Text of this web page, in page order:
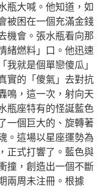
瓶大喊。他知道，如
被困在一個充滿金錢
機會。張水瓶看向那
緒燃料」口。他迅速
就是個單戀傻瓜」
實的「傻氣」去對抗
鳴，這一次，射向天
瓶座特有的怪誕藍色
一個巨大的、旋轉著
。這場以星座運勢為
正式打響了。藍色與
撞，創造出一個不斷
兩周未注冊。根據